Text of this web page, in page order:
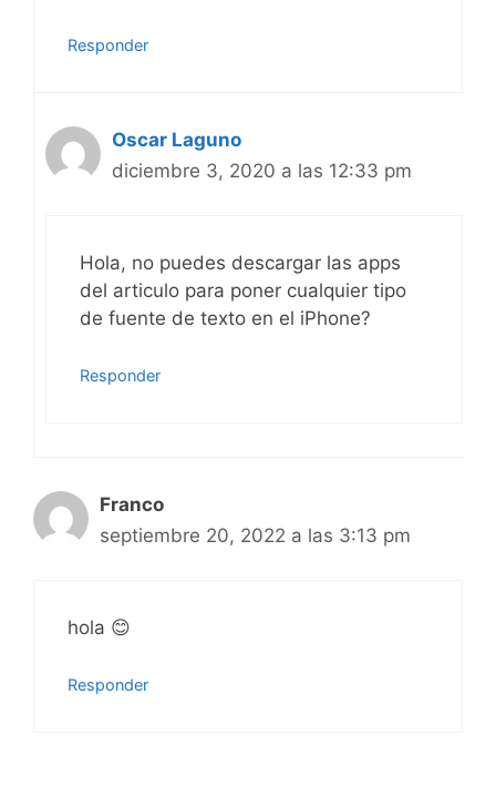
Responder
Oscar Laguno
diciembre 3, 2020 a las 12:33 pm
Hola, no puedes descargar las apps
del articulo para poner cualquier tipo
de fuente de texto en el iPhone?
Responder
Franco
septiembre 20, 2022 a las 3:13 pm
hola 😊
Responder